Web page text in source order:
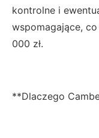
kontrolne i
wspomagające,
000 zł.
**Dlaczego